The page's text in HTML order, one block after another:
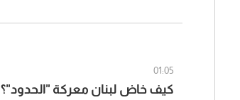
01:05
كيف خاض لبنان معركة "الحدود"؟